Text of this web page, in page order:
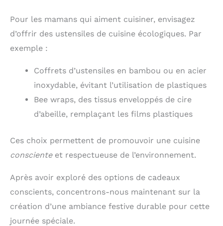
Pour les mamans qui aiment cuisiner, envisagez
d’offrir des ustensiles de cuisine écologiques. Par
exemple :
Coffrets d’ustensiles en bambou ou en acier
inoxydable, évitant l’utilisation de plastiques
Bee wraps, des tissus enveloppés de cire
d’abeille, remplaçant les films plastiques
Ces choix permettent de promouvoir une cuisine
conscienteet respectueuse de l’environnement.
Après avoir exploré des options de cadeaux
conscients, concentrons-nous maintenant sur la
création d’une ambiance festive durable pour cette
journée spéciale.